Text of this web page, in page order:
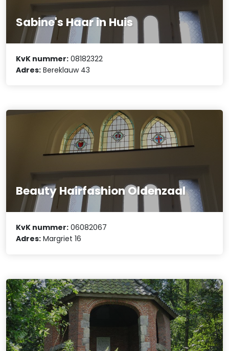
Sabine's Haar in Huis
KvK nummer: 08182322
Adres: Bereklauw 43
Beauty Hairfashion Oldenzaal
KvK nummer: 06082067
Adres: Margriet 16